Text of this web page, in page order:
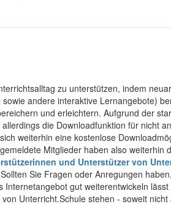
zu unterstützen, indem
andere interaktive Lernangebote)
und erleichtern. Aufgrund der
die Downloadfunktion für nicht
weiterhin eine kostenlose
Mitglieder haben also weiterhin
und Unterstützer von
Sie Fragen oder Anregungen
gut weiterentwickeln
Unterricht.Schule stehen - soweit